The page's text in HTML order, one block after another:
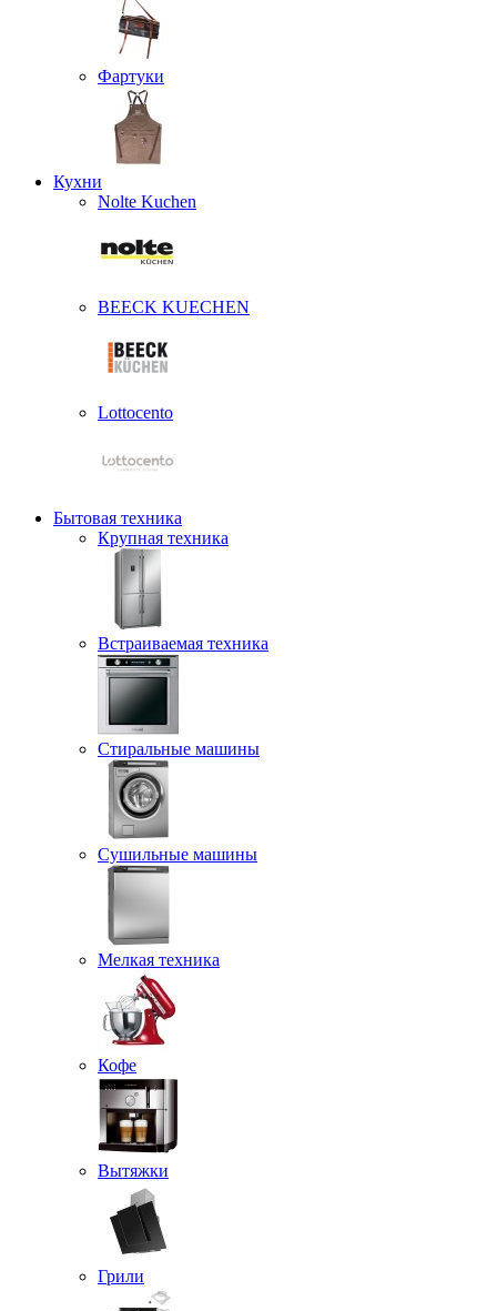
Фартуки
Кухни
Nolte Kuchen
BEECK KUECHEN
Lottocento
Бытовая техника
Крупная техника
Встраиваемая техника
Стиральные машины
Сушильные машины
Мелкая техника
Кофе
Вытяжки
Грили